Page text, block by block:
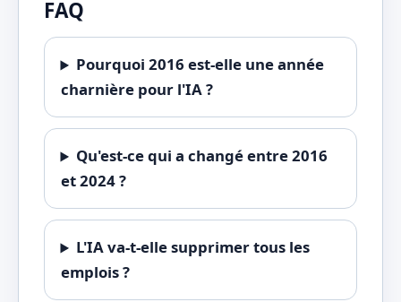
FAQ
Pourquoi 2016 est-elle une année
charnière pour l'IA ?
Qu'est-ce qui a changé entre 2016
et 2024 ?
L'IA va-t-elle supprimer tous les
emplois ?